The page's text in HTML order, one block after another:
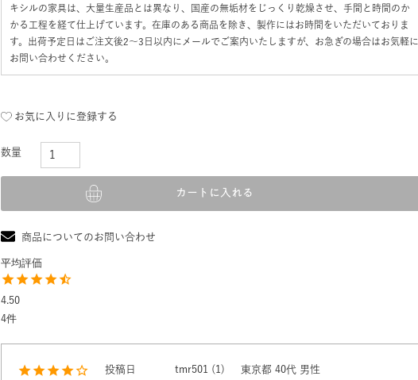
キシルの家具は、大量生産品とは異なり、国産の無垢材をじっくり乾燥させ、手間と時間のか
かる工程を経て仕上げています。在庫のある商品を除き、製作にはお時間をいただいておりま
す。出荷予定日はご注文後2〜3日以内にメールでご案内いたしますが、お急ぎの場合はお気軽に
お問い合わせください。
お気に入りに登録する
カートに入れる
商品についてのお問い合わせ
4.50
4
tmr501 1 東京都 40代 男性
投稿日